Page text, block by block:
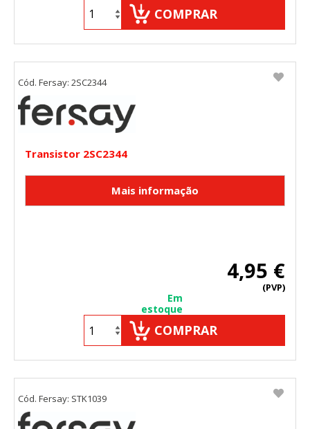
COMPRAR
Transistor 2SC2344
4,95 €
(PVP)
Em
estoque
COMPRAR
Cód. Fersay: 2SC2344
Cód. Fersay: STK1039